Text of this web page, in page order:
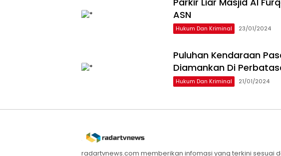
ASN
Hukum Dan Kriminal 23/01/2024
Puluhan Kendaraan
Diamankan Di
Hukum Dan Kriminal 21/01/2024
radartvnews.com memberikan infomasi yang terkini sesuai